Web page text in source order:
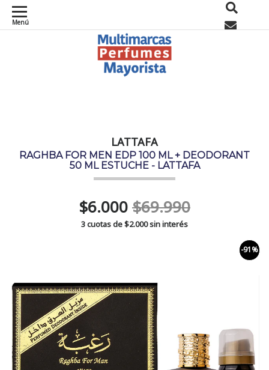
Menú
LATTAFA
RAGHBA FOR MEN EDP 100 ML + DEODORANT
50 ML ESTUCHE - LATTAFA
$6.000$69.990
3 cuotas de$2.000sin interés
-91%